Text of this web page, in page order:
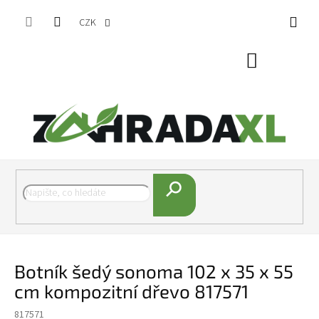
CZK
Hledat
Botník šedý sonoma 102 x 35 x 55
cm kompozitní dřevo 817571
817571